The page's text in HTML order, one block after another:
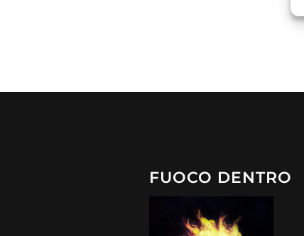
FUOCO DENTRO